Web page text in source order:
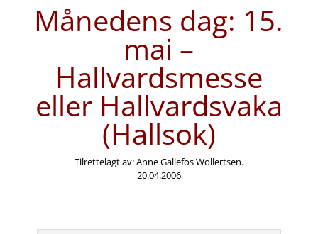
Månedens dag: 15.
mai –
Hallvardsmesse
eller Hallvardsvaka
(Hallsok)
Tilrettelagt av: Anne Gallefos Wollertsen.
20.04.2006